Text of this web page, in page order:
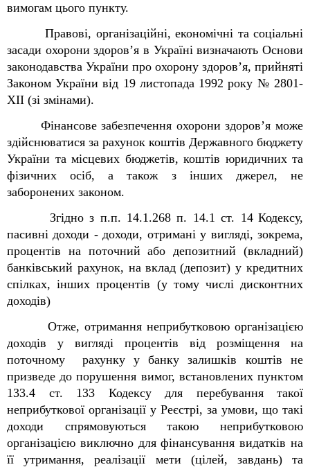
вимогам цього пункту.
Правові, організаційні, економічні та соціальні
засади охорони здоров’я в Україні визначають Основи
законодавства України про охорону здоров’я, прийняті
Законом України від 19 листопада 1992 року № 2801-
ХІІ (зі змінами).
Фінансове забезпечення охорони здоров’я може
здійснюватися за рахунок коштів Державного бюджету
України та місцевих бюджетів, коштів юридичних та
фізичних осіб, а також з інших джерел, не
заборонених законом.
Згідно з п.п. 14.1.268 п. 14.1 ст. 14 Кодексу,
пасивні доходи - доходи, отримані у вигляді, зокрема,
процентів на поточний або депозитний (вкладний)
банківський рахунок, на вклад (депозит) у кредитних
спілках, інших процентів (у тому числі дисконтних
доходів)
Отже, отримання неприбутковою організацією
доходів у вигляді процентів від розміщення на
поточному рахунку у банкузалишків коштів не
призведе до порушення вимог, встановлених пунктом
133.4 ст. 133 Кодексу для перебуваннятакої
неприбуткової організації у Реєстрі, за умови, що такі
доходи спрямовуються такою неприбутковою
організацією виключно дляфінансування видатків на
їїутримання, реалізації мети (цілей, завдань) та